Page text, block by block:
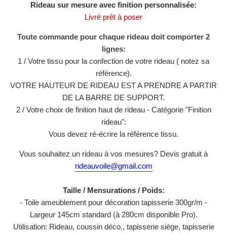
Rideau sur mesure avec finition personnalisée:
Livré prêt à poser
Toute commande pour chaque rideau doit comporter 2
lignes:
1 / Votre tissu pour la confection de votre rideau ( notez sa
référence).
VOTRE HAUTEUR DE RIDEAU EST A PRENDRE A PARTIR
DE LA BARRE DE SUPPORT.
2 / Votre choix de finition haut de rideau - Catégorie "Finition
rideau":
Vous devez ré-écrire la référence tissu.
Vous souhaitez un rideau à vos mesures? Devis gratuit à
rideauvoile@gmail.com
Taille / Mensurations / Poids:
- Toile ameublement pour décoration tapisserie 300gr/m -
Largeur 145cm standard (à 280cm disponible Pro).
Utilisation: Rideau, coussin déco., tapisserie siège, tapisserie